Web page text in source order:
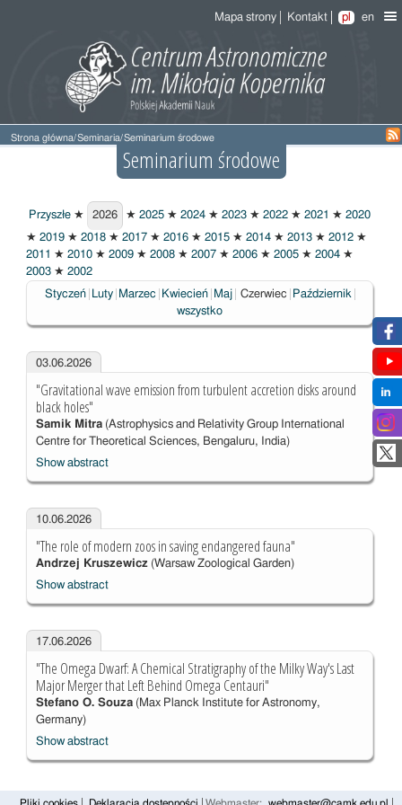
Mapa strony Kontakt pl en
Strona główna/Seminaria/Seminarium środowe
Seminarium środowe
Przyszłe ★
2026
2026 ★ 2025 ★ 2024 ★ 2023 ★ 2022 ★ 2021 ★ 2020
★ 2019 ★ 2018 ★ 2017 ★ 2016 ★ 2015 ★ 2014 ★ 2013 ★ 2012 ★
2011 ★ 2010 ★ 2009 ★ 2008 ★ 2007 ★ 2006 ★ 2005 ★ 2004 ★
2003 ★ 2002
Styczeń
Luty Marzec Kwiecień Maj Wybrane
Czerwiec
Październik
wszystko
03.06.2026
"Gravitational wave emission from turbulent accretion disks around
black holes"
Samik Mitra(Astrophysics and Relativity Group International
Centre for Theoretical Sciences, Bengaluru, India)
Show abstract
10.06.2026
"The role of modern zoos in saving endangered fauna"
Andrzej Kruszewicz(Warsaw Zoological Garden)
Show abstract
17.06.2026
"The Omega Dwarf: A Chemical Stratigraphy of the Milky Way's Last
Major Merger that Left Behind Omega Centauri"
Stefano O. Souza(Max Planck Institute for Astronomy,
Germany)
Show abstract